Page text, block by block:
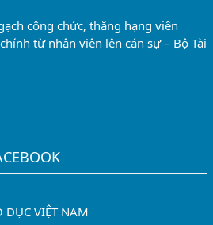
công chức, thăng hạng viên
từ nhân viên lên cán sự – Bộ Tài
DỤC VIỆT NAM